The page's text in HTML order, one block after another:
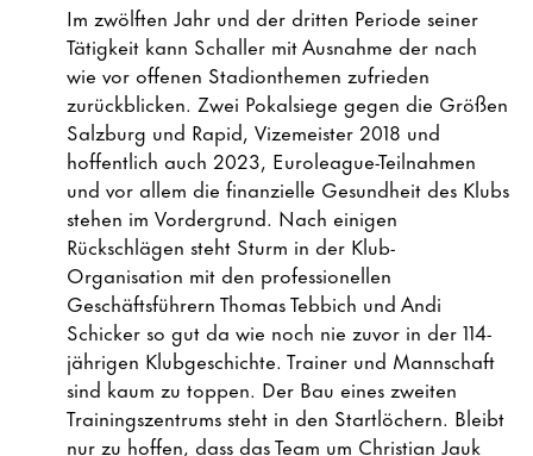
Im zwölften Jahr und der dritten Periode seiner
Tätigkeit kann Schaller mit Ausnahme der nach
wie vor offenen Stadionthemen zufrieden
zurückblicken. Zwei Pokalsiege gegen die Größen
Salzburg und Rapid, Vizemeister 2018 und
hoffentlich auch 2023, Euroleague-Teilnahmen
und vor allem die finanzielle Gesundheit des Klubs
stehen im Vordergrund. Nach einigen
Rückschlägen steht Sturm in der Klub-
Organisation mit den professionellen
Geschäftsführern Thomas Tebbich und Andi
Schicker so gut da wie noch nie zuvor in der 114-
jährigen Klubgeschichte. Trainer und Mannschaft
sind kaum zu toppen. Der Bau eines zweiten
Trainingszentrums steht in den Startlöchern. Bleibt
nur zu hoffen, dass das Team um Christian Jauk